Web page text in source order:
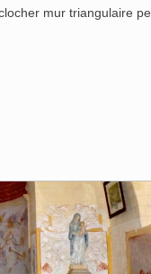
mur triangulaire